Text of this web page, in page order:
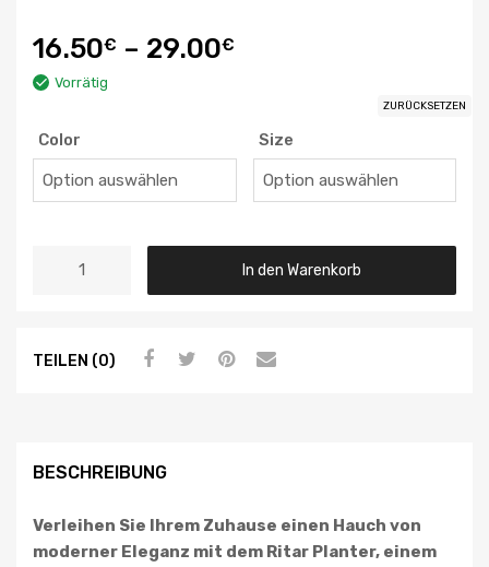
16.50€ – 29.00€
Vorrätig
Color Size
ZURÜCKSETZEN
In den Warenkorb
TEILEN (0)
BESCHREIBUNG
Verleihen Sie Ihrem Zuhause einen Hauch von
moderner Eleganz mit dem Ritar Planter, einem